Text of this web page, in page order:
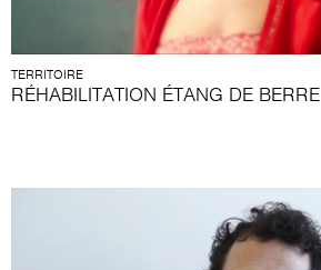
TERRITOIRE
RÉHABILITATION ÉTANG DE BERRE